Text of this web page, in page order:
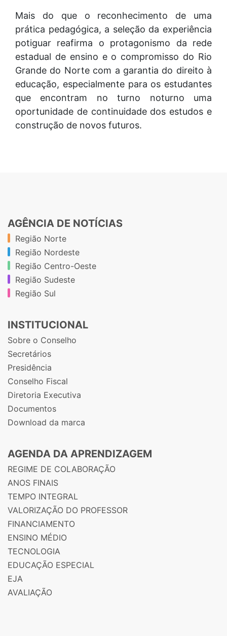
Mais do que o reconhecimento de uma
prática pedagógica, a seleção da experiência
potiguar reafirma o protagonismo da rede
estadual de ensino e o compromisso do Rio
Grande do Norte com a garantia do direito à
educação, especialmente para os estudantes
que encontram no turno noturno uma
oportunidade de continuidade dos estudos e
construção de novos futuros.
AGÊNCIA DE NOTÍCIAS
Região Norte
Região Nordeste
Região Centro-Oeste
Região Sudeste
Região Sul
INSTITUCIONAL
Sobre o Conselho
Secretários
Presidência
Conselho Fiscal
Diretoria Executiva
Documentos
Download da marca
AGENDA DA APRENDIZAGEM
REGIME DE COLABORAÇÃO
ANOS FINAIS
TEMPO INTEGRAL
VALORIZAÇÃO DO PROFESSOR
FINANCIAMENTO
ENSINO MÉDIO
TECNOLOGIA
EDUCAÇÃO ESPECIAL
EJA
AVALIAÇÃO